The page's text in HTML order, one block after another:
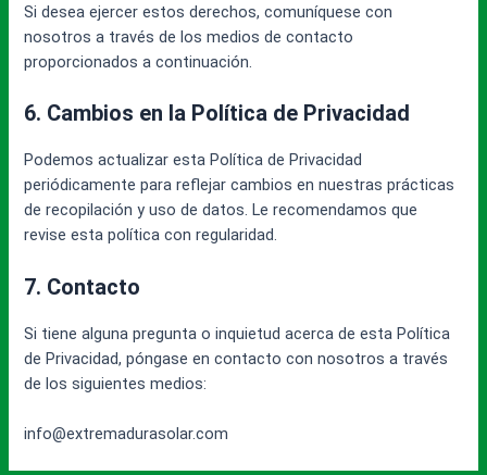
Si desea ejercer estos derechos, comuníquese con
nosotros a través de los medios de contacto
proporcionados a continuación.
6. Cambios en la Política de Privacidad
Podemos actualizar esta Política de Privacidad
periódicamente para reflejar cambios en nuestras prácticas
de recopilación y uso de datos. Le recomendamos que
revise esta política con regularidad.
7. Contacto
Si tiene alguna pregunta o inquietud acerca de esta Política
de Privacidad, póngase en contacto con nosotros a través
de los siguientes medios:
info@extremadurasolar.com